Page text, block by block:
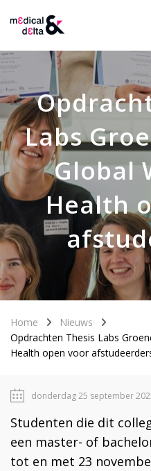
Labs
Global
Health
Home
Nieuws
Opdrachten Thesis Labs
Health open voor
donderdag 25 september
Studenten die dit
een master- of
tot en met 23